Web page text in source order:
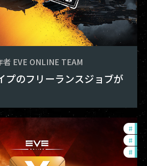
者 EVE ONLINE TEAM
プのフリーランスジョブが
#
#
#